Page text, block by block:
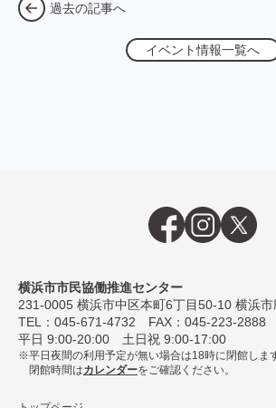
過去の記事へ
イベント情報一覧へ
横浜市市民協働推進センター
231-0005 横浜市中区本町6丁⽬50-10 横浜市
TEL： 045-671-4732 FAX：045-223-2888
平⽇ 9:00-20:00 ⼟⽇祝 9:00-17:00
平日夜間の利用予定が無い場合は18時に閉館しま
閉館時間はカレンダーをご確認ください。